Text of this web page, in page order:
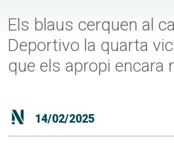
Els blaus cerquen al
Deportivo la quarta
que els apropi encara
14/02/2025